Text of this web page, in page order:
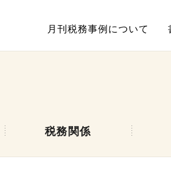
月刊税務事例について
税務関係